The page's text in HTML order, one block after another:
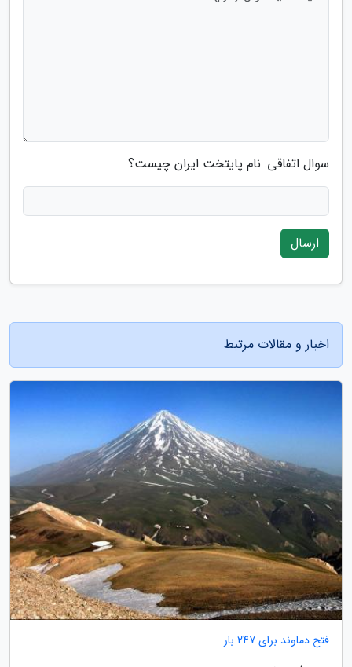
سوال اتفاقی: نام پایتخت ایران چیست؟
ارسال
اخبار و مقالات مرتبط
فتح دماوند برای 247 بار